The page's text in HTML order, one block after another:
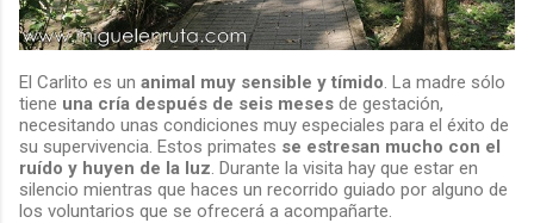
El Carlito es un animal muy sensible y tímido. La madre sólo
tiene una cría después de seis meses de gestación,
necesitando unas condiciones muy especiales para el éxito de
su supervivencia. Estos primates se estresan mucho con el
ruído y huyen de la luz. Durante la visita hay que estar en
silencio mientras que haces un recorrido guiado por alguno de
los voluntarios que se ofrecerá a acompañarte.